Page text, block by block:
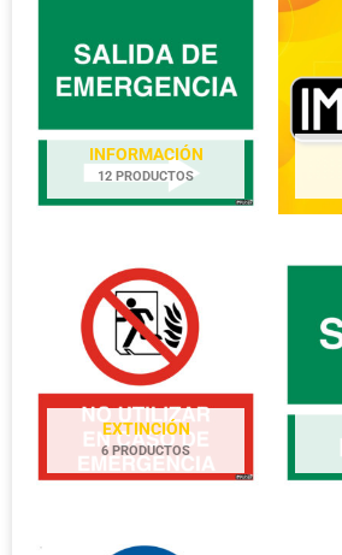
INFORMACIÓN
12 PRODUCTOS
EXTINCIÓN
6 PRODUCTOS